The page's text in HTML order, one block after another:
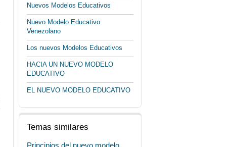
Nuevos Modelos Educativos
Nuevo Modelo Educativo
Venezolano
Los nuevos Modelos Educativos
HACIA UN NUEVO MODELO
EDUCATIVO
EL NUEVO MODELO EDUCATIVO
Temas similares
Principios del nuevo modelo